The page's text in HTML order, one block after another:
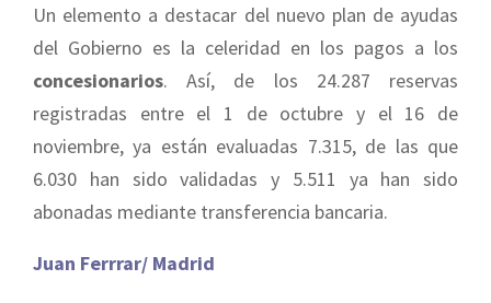
Un elemento a destacar del nuevo plan de ayudas
del Gobierno es la celeridad en los pagos a los
concesionarios. Así, de los 24.287 reservas
registradas entre el 1 de octubre y el 16 de
noviembre, ya están evaluadas 7.315, de las que
6.030 han sido validadas y 5.511 ya han sido
abonadas mediante transferencia bancaria.
Juan Ferrrar/ Madrid